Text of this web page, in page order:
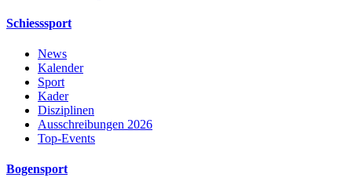
Schiesssport
News
Kalender
Sport
Kader
Disziplinen
Ausschreibungen 2026
Top-Events
Bogensport